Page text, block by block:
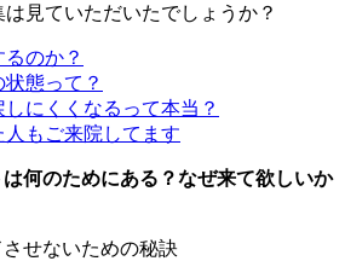
見ていただいたでしょうか？
のか？
態って？
にくくなるって本当？
もご来院してます
何のためにある？なぜ来て欲しいか
せないための秘訣